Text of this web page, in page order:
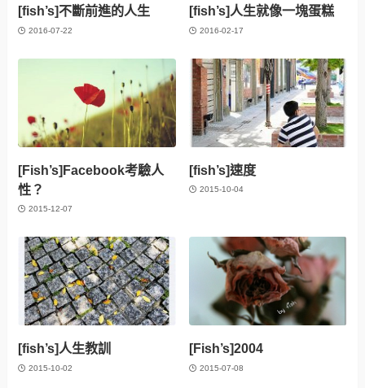
[fish’s]不斷前進的人生
2016-07-22
[fish’s]人生就像一塊蛋糕
2016-02-17
[Fish’s]Facebook考驗人
性？
2015-12-07
[fish’s]速度
2015-10-04
[fish’s]人生教訓
2015-10-02
[Fish’s]2004
2015-07-08